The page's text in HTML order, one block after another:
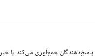
جمع‌آوری می‌کند یا خیر.